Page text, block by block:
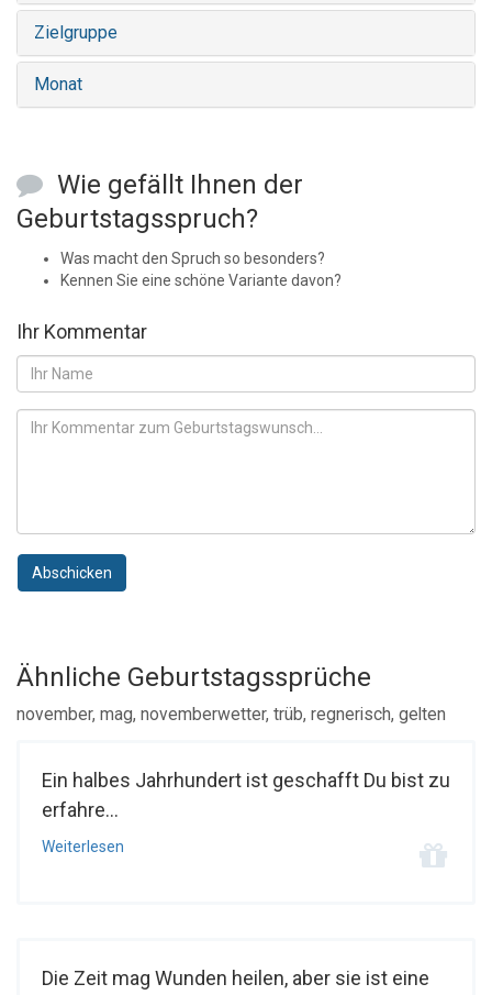
Zielgruppe
Monat
Wie gefällt Ihnen der
Geburtstagsspruch?
Was macht den Spruch so besonders?
Kennen Sie eine schöne Variante davon?
Ihr Kommentar
Abschicken
Ähnliche Geburtstagssprüche
november, mag, novemberwetter, trüb, regnerisch, gelten
Ein halbes Jahrhundert ist geschafft Du bist zu
erfahre...
Weiterlesen
Die Zeit mag Wunden heilen, aber sie ist eine